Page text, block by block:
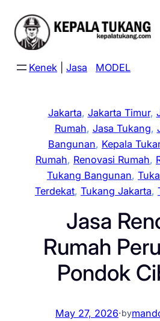
content
Kenek Jasa MODEL
Jakarta, Jakarta Timur,
Rumah, Jasa Tukang,
Bangunan, Kepala
Rumah, Renovasi Rumah,
Tukang Bangunan,
Terdekat, Tukang Jakarta,
Jasa
Rumah
Pondok
May 27, 2026·by